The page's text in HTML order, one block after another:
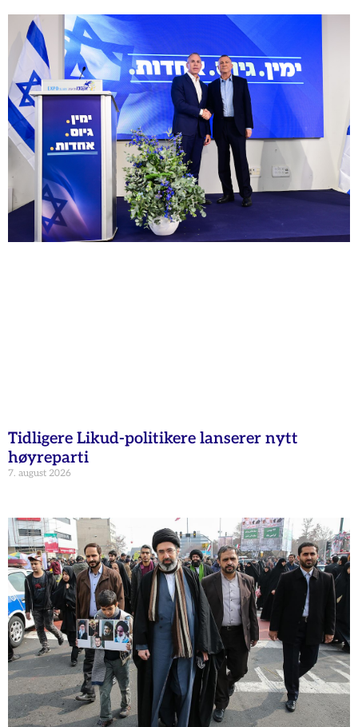
Tidligere Likud-politikere lanserer nytt
høyreparti
7. august 2026